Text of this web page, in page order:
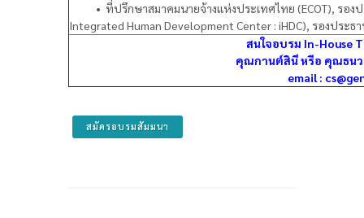
• ที่ปรึกษาสมาคมนายจ้างแห่งประเทศไทย (ECOT), ร
Integrated Human Development Center : iHDC), รองประธ
สนใจอบรม In-House
คุณกานต์สินี หรือ คุณธน
email :
สมัครอบรมสัมมนา